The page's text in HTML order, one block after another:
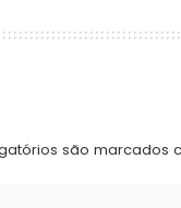
são marcados